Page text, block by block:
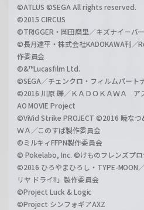
©ATLUS ©SEGA All rights reserved.
©2015 CIRCUS
©TRIGGER・岡田麿里／キズナイーバ
©長月達平・株式会社KADOKAWA刊／
作委員会
©&™Lucasfilm Ltd.
©SEGA／チェンクロ・フィルムパート
©2016 川原 礫／ＫＡＤＯＫＡＷＡ ア
AO MOVIE Project
©ViVid Strike PROJECT ©2016 暁なつ
ＷＡ／このすば製作委員会
©ミルキィFFPN製作委員会
© Pokelabo, Inc. ©けものフレンズプロ
©2016 ひろやまひろし・TYPE-MOON
リヤ ドライ!!」製作委員会
©Project Luck & Logic
©Project シンフォギアAXZ